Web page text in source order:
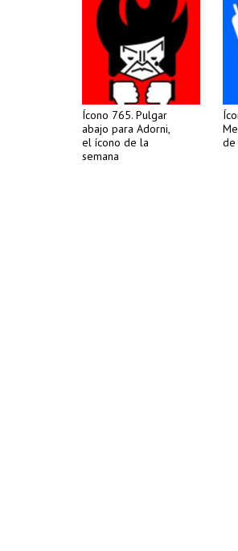
Ícono 765. Pulgar
abajo para Adorni,
el ícono de la
semana
de